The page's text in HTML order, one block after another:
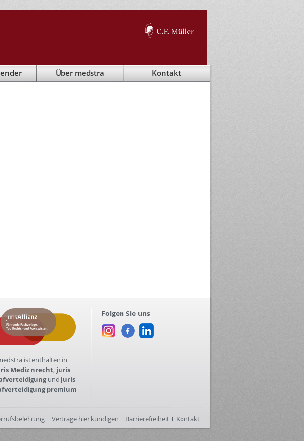
Über medstra Kontakt
ist enthalten in
Medizinrecht, juris
und juris
premium
Folgen Sie uns
Verträge hier kündigen Barrierefreiheit Kontakt